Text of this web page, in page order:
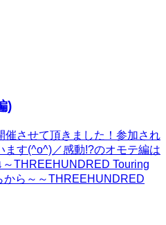
)
催させて頂きました！参加され
ます(^o^)／感動!?のオモテ編は
THREEHUNDRED Touring
から～～THREEHUNDRED